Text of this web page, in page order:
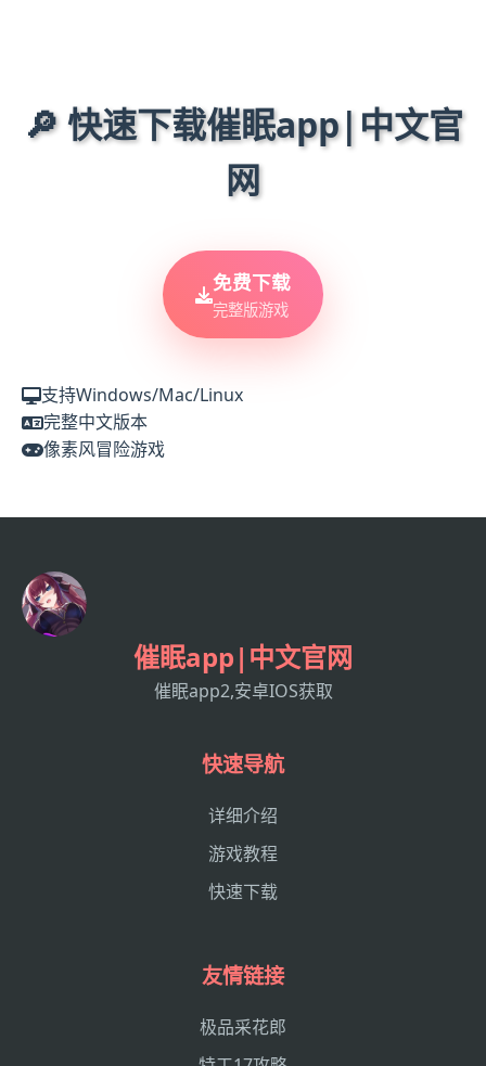
🔎 快速下载催眠app|中文官
网
免费下载
完整版游戏
支持Windows/Mac/Linux
完整中文版本
像素风冒险游戏
催眠app|中文官网
催眠app2,安卓IOS获取
快速导航
详细介绍
游戏教程
快速下载
友情链接
极品采花郎